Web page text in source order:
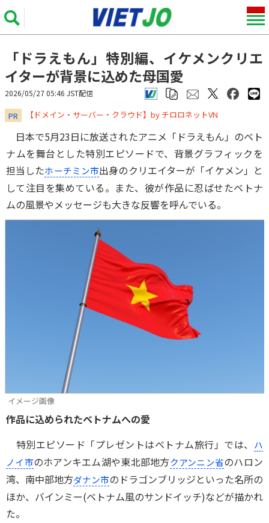
「ドラえもん」特別編、イケメンクリエ
イターが背景に込めた母国愛
2026/05/27 05:46 JST配信
PR ​​​​​​​【ドメイン・サーバー・クラウド】by チロロネットVN
日本で5月23日に放送されたアニメ「ドラえもん」のベト
ナムを舞台とした特別エピソードで、背景グラフィックを
担当したホーチミン市出身のクリエイターが「イケメン」と
して注目を集めている。また、彼が作品に忍ばせたベトナ
ムの風景やメッセージも大きな反響を呼んでいる。
イメージ画像
作品に込められたベトナムへの愛
特別エピソード「プレゼントはベトナム旅行」では、 ハ
ノイ市のホアンキエム湖や東北部地方クアンニン省のハロン
湾、南中部地方ダナン市のドラゴンブリッジといった名所の
ほか、バインミー(ベトナム風のサンドイッチ)などが描かれ
た。